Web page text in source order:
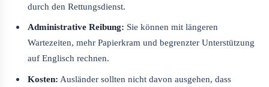
durch den Rettungsdienst.
Administrative Reibung: Sie können mit längeren
Wartezeiten, mehr Papierkram und begrenzter Unterstützung
auf Englisch rechnen.
Kosten: Ausländer sollten nicht davon ausgehen, dass